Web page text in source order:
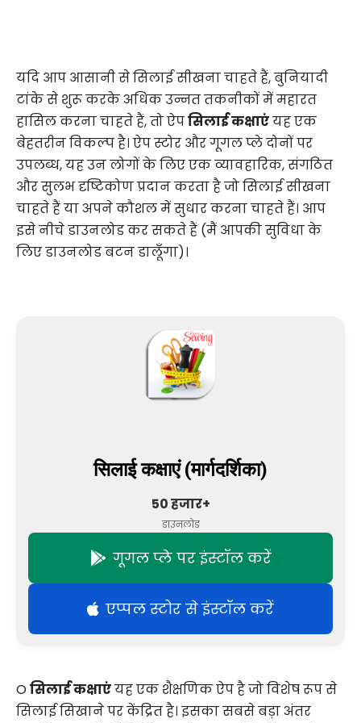
यदि आप आसानी से सिलाई सीखना चाहते हैं, बुनियादी
टांके से शुरू करके अधिक उन्नत तकनीकों में महारत
हासिल करना चाहते हैं, तो ऐपसिलाई कक्षाएंयह एक
बेहतरीन विकल्प है। ऐप स्टोर और गूगल प्ले दोनों पर
उपलब्ध, यह उन लोगों के लिए एक व्यावहारिक, संगठित
और सुलभ दृष्टिकोण प्रदान करता है जो सिलाई सीखना
चाहते हैं या अपने कौशल में सुधार करना चाहते हैं। आप
इसे नीचे डाउनलोड कर सकते हैं (मैं आपकी सुविधा के
लिए डाउनलोड बटन डालूँगा)।
सिलाई कक्षाएं (मार्गदर्शिका)
50 हजार+
डाउनलोड
गूगल प्ले पर इंस्टॉल करें
एप्पल स्टोर से इंस्टॉल करें
Oसिलाई कक्षाएंयह एक शैक्षणिक ऐप है जो विशेष रूप से
सिलाई सिखाने पर केंद्रित है। इसका सबसे बड़ा अंतर